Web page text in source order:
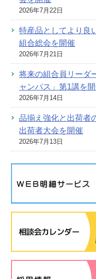
2026年7月22日
特産品としてより
組合総会を開催
2026年7月21日
将来の組合員リー
ャンパス」第1講を
2026年7月14日
品揃え強化と出荷
出荷者大会を開催
2026年7月13日